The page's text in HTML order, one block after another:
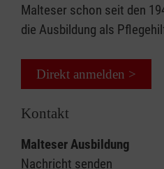
Malteser schon seit den
die Ausbildung als
Direkt anmelden >
Kontakt
Malteser Ausbildung
Nachricht senden